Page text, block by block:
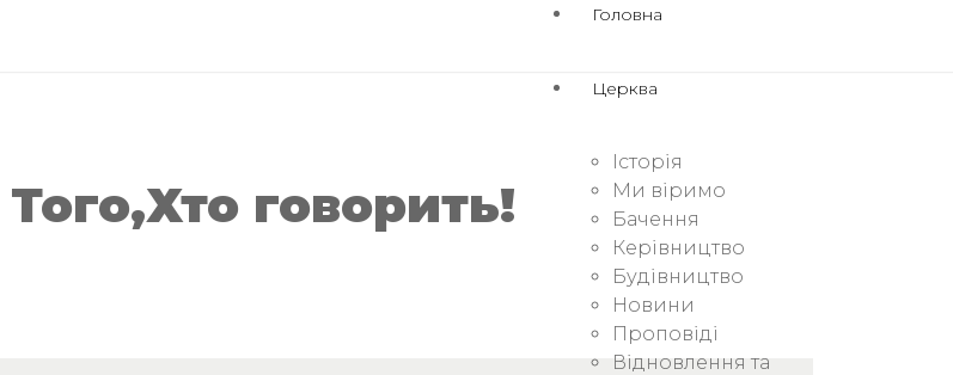
Головна
Церква
Історія
Ми віримо
Бачення
Керівництво
Будівництво
Новини
Проповіді
Відновлення та
говорить!